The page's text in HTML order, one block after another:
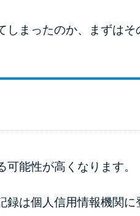
家賃払えないが強制退去
街金とは？絶対審査通る
質屋でお金を借りるには
未成年でもお金を借りら
しまったのか、まずはそ
可能性が高くなります。
は個人信用情報機関に